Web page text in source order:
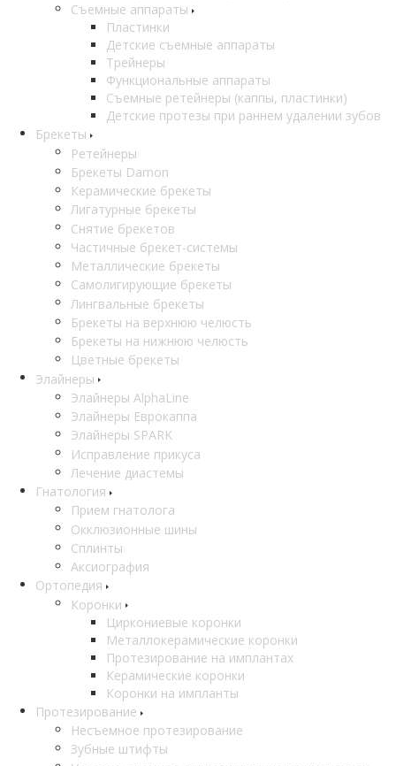
Съемные аппараты
Пластинки
Детские съемные аппараты
Трейнеры
Функциональные аппараты
Съемные ретейнеры (каппы, пластинки)
Детские протезы при раннем удалении зубов
Брекеты
Ретейнеры
Брекеты Damon
Керамические брекеты
Лигатурные брекеты
Снятие брекетов
Частичные брекет-системы
Металлические брекеты
Самолигирующие брекеты
Лингвальные брекеты
Брекеты на верхнюю челюсть
Брекеты на нижнюю челюсть
Цветные брекеты
Элайнеры
Элайнеры AlphaLine
Элайнеры Еврокаппа
Элайнеры SPARK
Исправление прикуса
Лечение диастемы
Гнатология
Прием гнатолога
Окклюзионные шины
Сплинты
Аксиография
Ортопедия
Коронки
Циркониевые коронки
Металлокерамические коронки
Протезирование на имплантах
Керамические коронки
Коронки на импланты
Протезирование
Несъемное протезирование
Зубные штифты